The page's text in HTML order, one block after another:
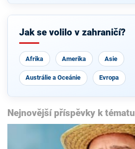
Jak se volilo v zahraničí?
Afrika Amerika Asie
Austrálie a Oceánie Evropa
Nejnovější příspěvky k tématu